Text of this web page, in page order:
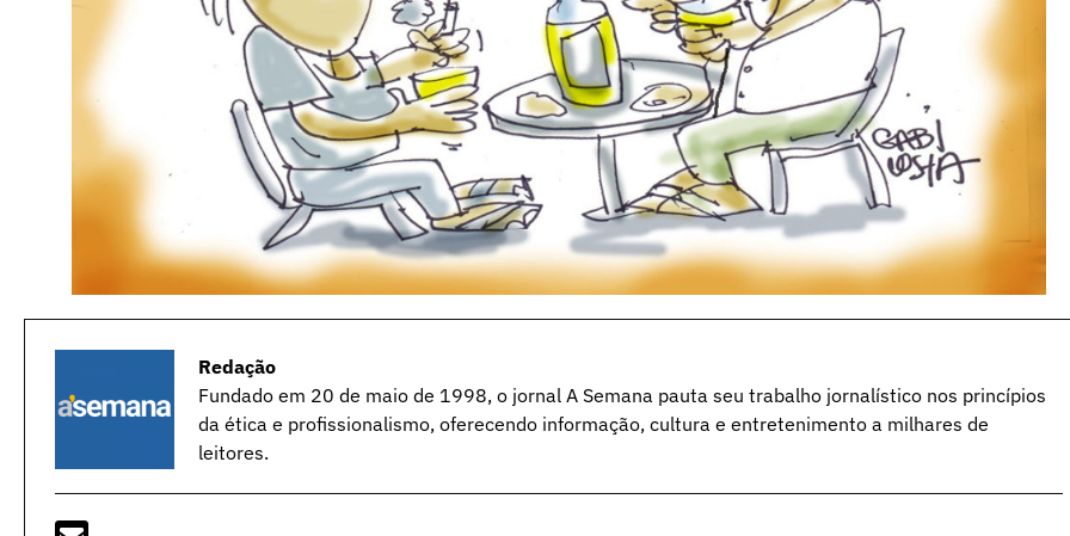
Redação
Fundado em 20 de maio de 1998, o jornal A Semana pauta seu trabalho jornalístico nos princípios
da ética e profissionalismo, oferecendo informação, cultura e entretenimento a milhares de
leitores.